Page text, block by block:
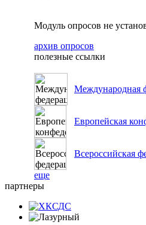
Модуль опросов не
архив опросов
полезные ссылки
Международная
Европейская
Всероссийская
еще
партнеры